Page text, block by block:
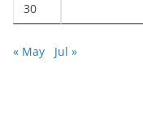
30
« May Jul »